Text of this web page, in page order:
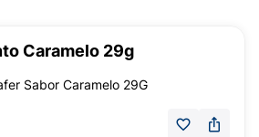
Caramelo 29g
Sabor Caramelo 29G